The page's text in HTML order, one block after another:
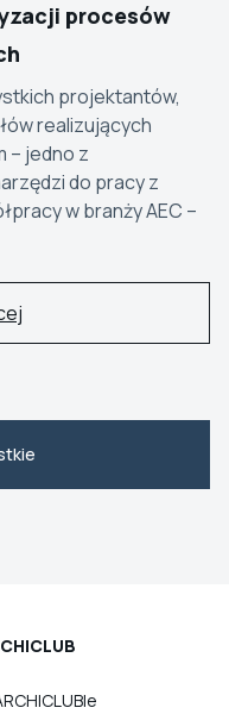
procesów
projektantów,
realizujących
– jedno z
do pracy z
w branży AEC –